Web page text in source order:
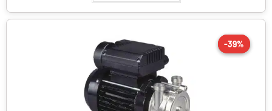
-39%
-39%